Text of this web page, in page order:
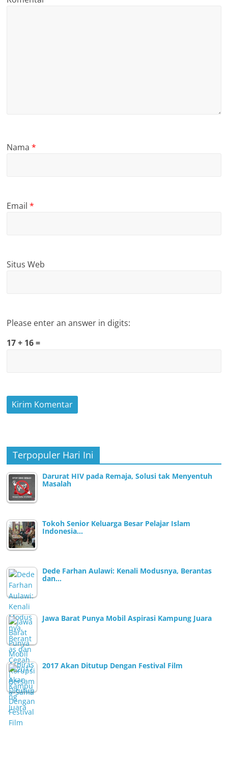
Nama*
Email*
Situs Web
Please enter an answer in digits:
17 + 16 =
Terpopuler Hari Ini
Darurat HIV pada Remaja, Solusi tak Menyentuh
Masalah
Tokoh Senior Keluarga Besar Pelajar Islam
Indonesia…
Dede Farhan Aulawi: Kenali Modusnya, Berantas
dan…
Jawa Barat Punya Mobil Aspirasi Kampung Juara
2017 Akan Ditutup Dengan Festival Film